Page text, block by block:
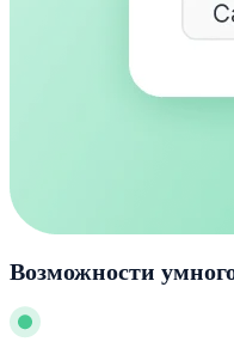
Возможности